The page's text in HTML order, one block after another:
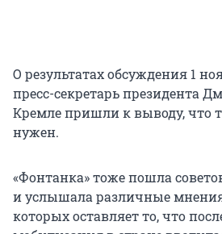
О результатах обсуждения 1
пресс-секретарь президента
Кремле пришли к выводу, что
нужен.
«Фонтанка» тоже пошла
и услышала различные
которых оставляет то, что